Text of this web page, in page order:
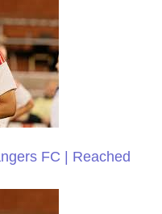
FC | Reached